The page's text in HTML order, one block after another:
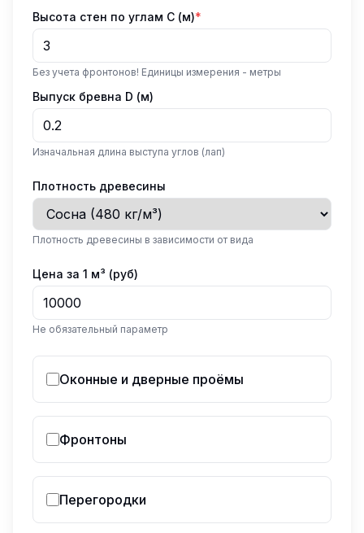
Высота стен по углам C (м)*
Без учета фронтонов! Единицы измерения - метры
Выпуск бревна D (м)
Изначальная длина выступа углов (лап)
Плотность древесины
Плотность древесины в зависимости от вида
Цена за 1 м³ (руб)
Не обязательный параметр
Оконные и дверные проёмы
Фронтоны
Перегородки